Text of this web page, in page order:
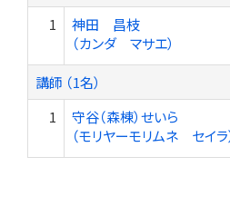
1
神田 昌枝
（カンダ マサエ）
講師 （1名）
1
守谷（森棟）せいら
（モリヤーモリムネ セイラ